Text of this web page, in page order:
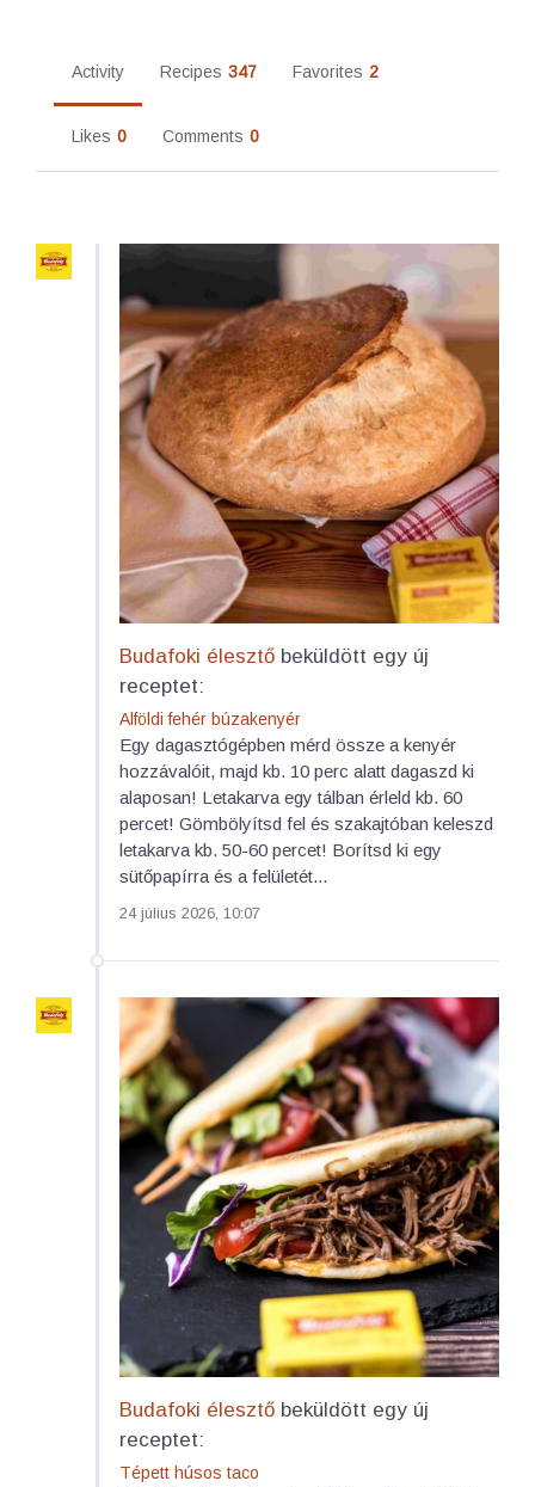
Activity Recipes 347 Favorites 2
Likes 0 Comments 0
Budafoki élesztő beküldött egy új
receptet:
Alföldi fehér búzakenyér
Egy dagasztógépben mérd össze a kenyér
hozzávalóit, majd kb. 10 perc alatt dagaszd ki
alaposan! Letakarva egy tálban érleld kb. 60
percet! Gömbölyítsd fel és szakajtóban keleszd
letakarva kb. 50-60 percet! Borítsd ki egy
sütőpapírra és a felületét...
24 július 2026, 10:07
Budafoki élesztő beküldött egy új
receptet:
Tépett húsos taco